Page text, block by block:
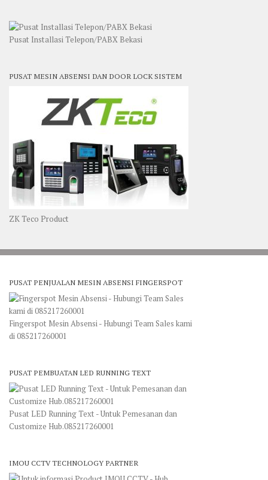
Pusat Installasi Telepon/PABX Bekasi
PUSAT MESIN ABSENSI DAN DOOR LOCK SISTEM
ZK Teco Product
PUSAT PENJUALAN MESIN ABSENSI FINGERSPOT
Fingerspot Mesin Absensi - Hubungi Team Sales kami
di 085217260001
PUSAT PEMBUATAN LED RUNNING TEXT
Pusat LED Running Text - Untuk Pemesanan dan
Customize Hub.085217260001
IMOU CCTV TECHNOLOGY PARTNER